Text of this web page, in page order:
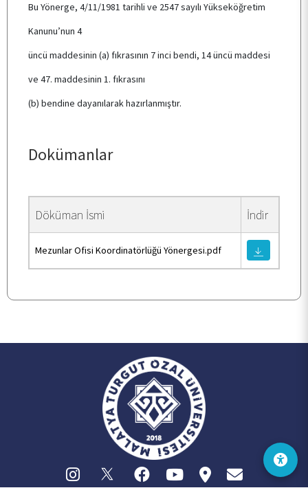
Bu Yönerge, 4/11/1981 tarihli ve 2547 sayılı Yükseköğretim
Kanunu’nun 4
üncü maddesinin (a) fıkrasının 7 inci bendi, 14 üncü maddesi
ve 47. maddesinin 1. fıkrasını
(b) bendine dayanılarak hazırlanmıştır.
Dokümanlar
Döküman İsmi İndir
Mezunlar Ofisi Koordinatörlüğü Yönergesi.pdf